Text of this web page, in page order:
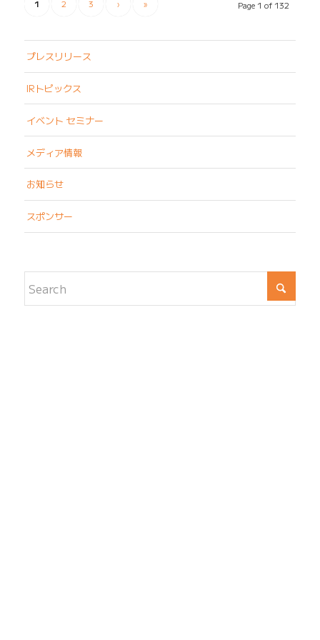
Page 1 of 132
1 2 3 › »
プレスリリース
IRトピックス
イベント セミナー
メディア情報
お知らせ
スポンサー